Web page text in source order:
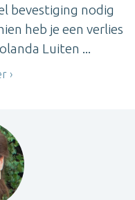
bevestiging nodig
heb je een verlies
Luiten ...